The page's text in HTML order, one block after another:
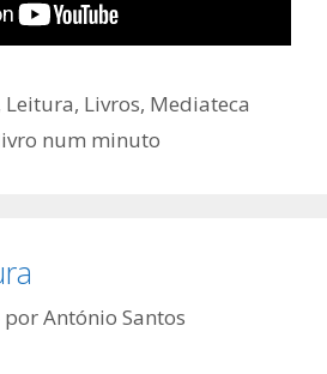
Leitura, Livros, Mediateca
num minuto
porAntónio Santos